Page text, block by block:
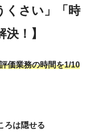
くさい」「時
！】
評価業務の時間を1/10
ろは隠せる